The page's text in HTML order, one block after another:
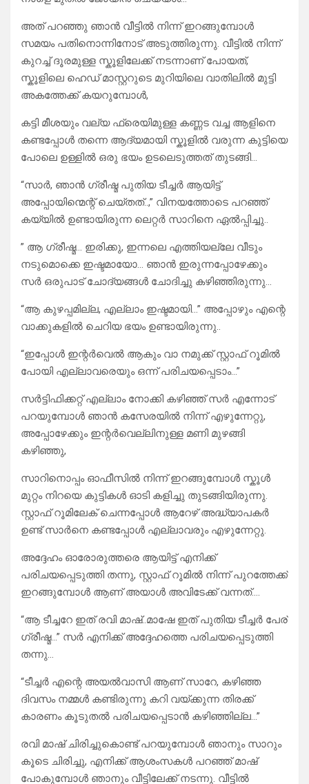
അത് പറഞ്ഞു ഞാൻ വീട്ടിൽ നിന്ന് ഇറങ്ങുമ്പോൾ
സമയം പതിനൊന്നിനോട് അടുത്തിരുന്നു. വീട്ടിൽ നിന്ന്
കുറച്ച് ദൂരമുള്ള സ്കൂളിലേക്ക് നടന്നാണ് പോയത്,
സ്കൂളിലെ ഹെഡ് മാസ്റ്ററുടെ മുറിയിലെ വാതിലിൽ മുട്ടി
അകത്തേക്ക് കയറുമ്പോൾ,
കട്ടി മീശയും വല്യ ഫ്രെയിമുള്ള കണ്ണട വച്ച ആളിനെ
കണ്ടപ്പോൾ തന്നെ ആദ്യമായി സ്കൂളിൽ വരുന്ന കുട്ടിയെ
പോലെ ഉള്ളിൽ ഒരു ഭയം ഉടലെടുത്തത് തുടങ്ങി…
“സാർ, ഞാൻ ഗ്രീഷ്മ പുതിയ ടീച്ചർ ആയിട്ട്
അപ്പോയിന്മെന്റ് ചെയ്തത്..,” വിനയത്തോടെ പറഞ്ഞ്
കയ്യിൽ ഉണ്ടായിരുന്ന ലെറ്റർ സാറിനെ ഏൽപ്പിച്ചു..
” ആ ഗ്രീഷ്മ… ഇരിക്കു, ഇന്നലെ എത്തിയല്ലേ വീടും
നടുമൊക്കെ ഇഷ്ടമായോ… ഞാൻ ഇരുന്നപ്പോഴേക്കും
സർ ഒരുപാട് ചോദ്യങ്ങൾ ചോദിച്ചു കഴിഞ്ഞിരുന്നു…
“ആ കുഴപ്പമില്ല, എല്ലാം ഇഷ്ടമായി…” അപ്പോഴും എന്റെ
വാക്കുകളിൽ ചെറിയ ഭയം ഉണ്ടായിരുന്നു..
“ഇപ്പോൾ ഇന്റർവെൽ ആകും വാ നമുക്ക് സ്റ്റാഫ് റൂമിൽ
പോയി എല്ലാവരെയും ഒന്ന് പരിചയപ്പെടാം…”
സർട്ടിഫിക്കറ്റ് എല്ലാം നോക്കി കഴിഞ്ഞ് സർ എന്നോട്
പറയുമ്പോൾ ഞാൻ കസേരയിൽ നിന്ന് എഴുന്നേറ്റു,
അപ്പോഴേക്കും ഇന്റർവെല്ലിനുള്ള മണി മുഴങ്ങി
കഴിഞ്ഞു,
സാറിനൊപ്പം ഓഫീസിൽ നിന്ന് ഇറങ്ങുമ്പോൾ സ്കൂൾ
മുറ്റം നിറയെ കുട്ടികൾ ഓടി കളിച്ചു തുടങ്ങിയിരുന്നു.
സ്റ്റാഫ് റൂമിലേക് ചെന്നപ്പോൾ ആറേഴ് അദ്ധ്യാപകർ
ഉണ്ട് സാർനെ കണ്ടപ്പോൾ എല്ലാവരും എഴുന്നേറ്റു.
അദ്ദേഹം ഓരോരുത്തരെ ആയിട്ട് എനിക്ക്
പരിചയപ്പെടുത്തി തന്നു, സ്റ്റാഫ് റൂമിൽ നിന്ന് പുറത്തേക്ക്
ഇറങ്ങുമ്പോൾ ആണ് അയാൾ അവിടേക്ക് വന്നത്….
“ആ ടീച്ചറേ ഇത്‌ രവി മാഷ്..മാഷേ ഇത് പുതിയ ടീച്ചർ പേര്
ഗ്രീഷ്മ…” സർ എനിക്ക് അദ്ദേഹത്തെ പരിചയപ്പെടുത്തി
തന്നു…
“ടീച്ചർ എന്റെ അയൽവാസി ആണ് സാറേ, കഴിഞ്ഞ
ദിവസം നമ്മൾ കണ്ടിരുന്നു കറി വയ്ക്കുന്ന തിരക്ക്
കാരണം കൂടുതൽ പരിചയപ്പെടാൻ കഴിഞ്ഞില്ല…”
രവി മാഷ് ചിരിച്ചുകൊണ്ട് പറയുമ്പോൾ ഞാനും സാറും
കൂടെ ചിരിച്ചു, എനിക്ക് ആശംസകൾ പറഞ്ഞ് മാഷ്
പോകുമ്പോൾ ഞാനും വീട്ടിലേക്ക് നടന്നു. വീട്ടിൽ